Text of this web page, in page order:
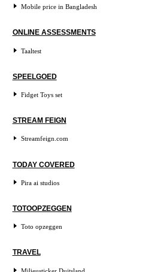
Mobile price in Bangladesh
ONLINE ASSESSMENTS
Taaltest
SPEELGOED
Fidget Toys set
STREAM FEIGN
Streamfeign.com
TODAY COVERED
Pira ai studios
TOTOOPZEGGEN
Toto opzeggen
TRAVEL